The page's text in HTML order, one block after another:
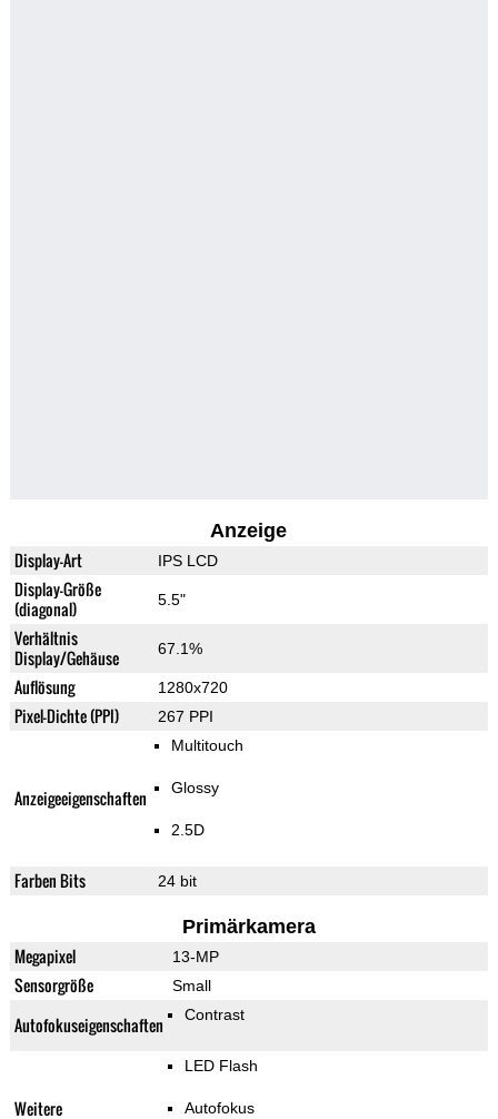
Anzeige
Display-Art IPS LCD
Display-Größe
(diagonal)
5.5"
Verhältnis
Display/Gehäuse
67.1%
Auflösung 1280x720
Pixel-Dichte (PPI) 267 PPI
Anzeigeeigenschaften
Multitouch
Glossy
2.5D
Farben Bits 24 bit
Primärkamera
Megapixel 13-MP
Sensorgröße Small
Autofokuseigenschaften Contrast
Weitere
LED Flash
Autofokus